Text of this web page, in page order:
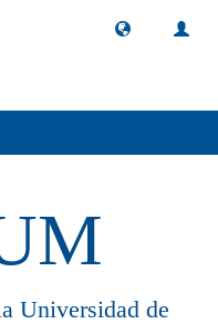
Universidad de